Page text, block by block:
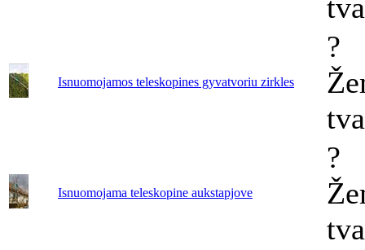
Isnuomojamos teleskopines gyvatvoriu zirkles
?
Isnuomojama teleskopine aukstapjove
?